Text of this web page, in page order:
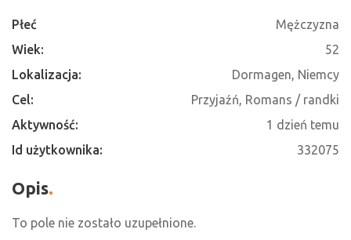
Płeć
Mężczyzna
Wiek:
52
Lokalizacja:
Dormagen, Niemcy
Cel:
Przyjaźń, Romans / randki
Aktywność:
1 dzień temu
Id użytkownika:
332075
Opis
To pole nie zostało uzupełnione.